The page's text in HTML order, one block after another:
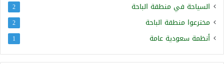
السياحة في منطقة الباحة 2
مخترعوا منطقة الباحة 2
أنظمة سعودية عامة 1